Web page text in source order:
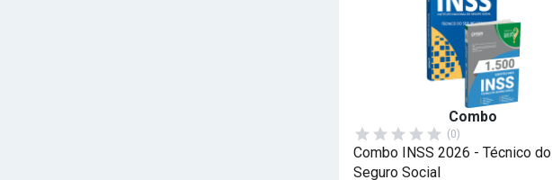
Combo
(0)
Combo INSS 2026 - Técnico do
Seguro Social